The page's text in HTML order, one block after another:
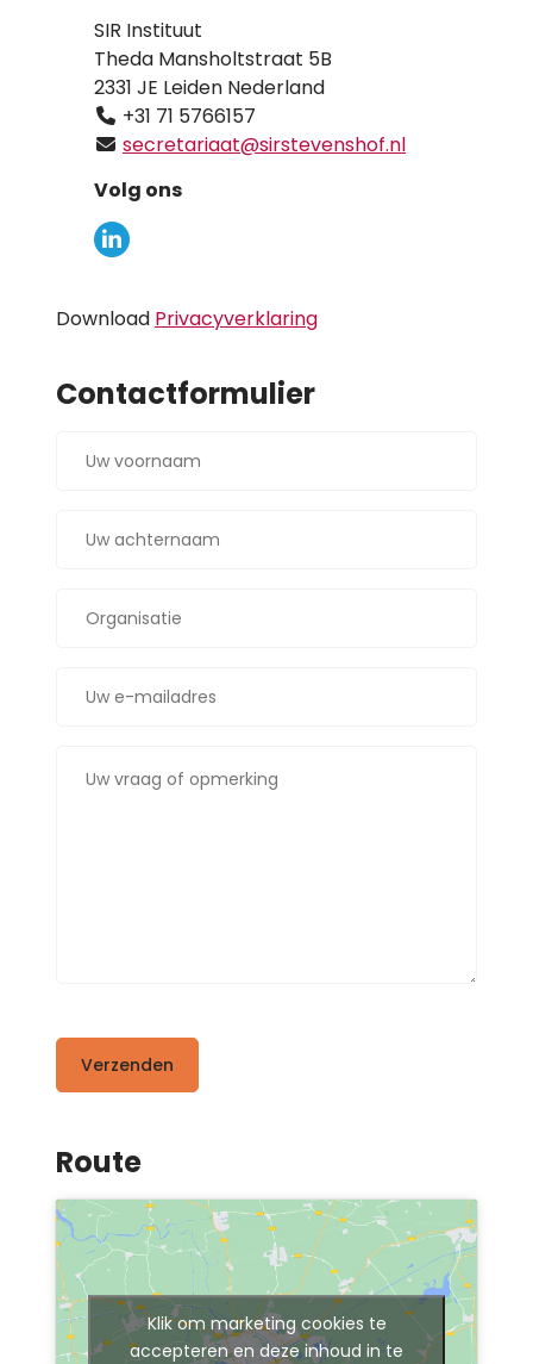
SIR Instituut
Theda Mansholtstraat 5B
2331 JE Leiden Nederland
+31 71 5766157
secretariaat@sirstevenshof.nl
Volg ons
Download Privacyverklaring
Contactformulier
Verzenden
Route
Klik om marketing cookies te
accepteren en deze inhoud in te